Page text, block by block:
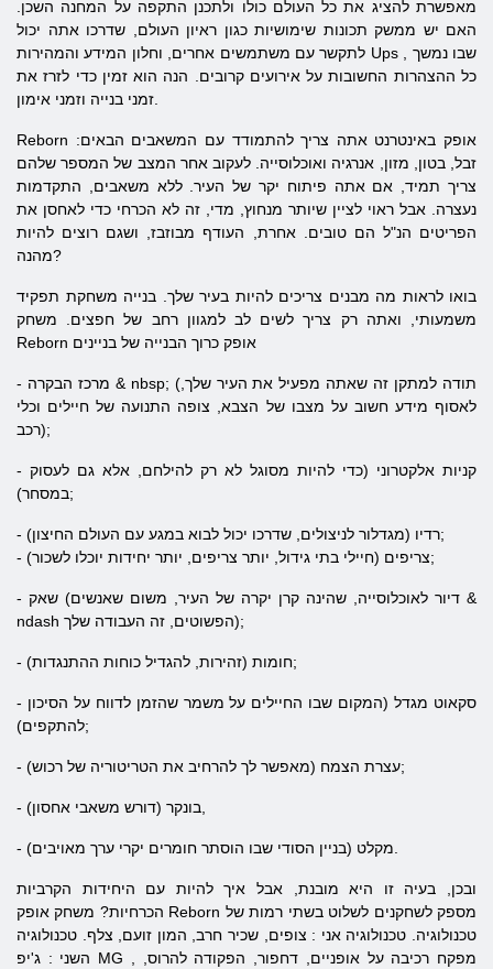
מאפשרת להציג את כל העולם כולו ולתכנן התקפה על המחנה השכן.
האם יש ממשק תכונות שימושיות כגון ראיון העולם, שדרכו אתה יכול
Ups
כל ההצהרות החשובות על אירועים קרובים. הנה הוא זמין כדי לזרז את
Reborn אופק באינטרנטאתה צריך להתמודד עם המשאבים הבאים:
זבל, בטון, מזון, אנרגיה ואוכלוסייה. לעקוב אחר המצב של המספר שלהם
צריך תמיד, אם אתה פיתוח יקר של העיר. ללא משאבים, התקדמות
נעצרה. אבל ראוי לציין שיותר מנחוץ, מדי, זה לא הכרחי כדי לאחסן את
הפריטים הנ"ל הם טובים. אחרת, העודף מבוזבז, ושגם רוצים להיות
מהנה?
בואו לראות מה מבנים צריכים להיות בעיר שלך. בנייה משחקת תפקיד
משמעותי, ואתה רק צריך לשים לב למגוון רחב של חפצים. משחק
Reborn אופק כרוך הבנייה של בניינים
- מרכז הבקרה & nbsp; (תודה למתקן זה שאתה מפעיל את העיר שלך,
לאסוף מידע חשוב על מצבו של הצבא, צופה התנועה של חיילים וכלי
רכב);
- קניות אלקטרוני (כדי להיות מסוגל לא רק להילחם, אלא גם לעסוק
במסחר);
- רדיו (מגדלור לניצולים, שדרכו יכול לבוא במגע עם העולם החיצון);
- צריפים (חיילי בתי גידול, יותר צריפים, יותר יחידות יוכלו לשכור);
- שאק (דיור לאוכלוסייה, שהינה קרן יקרה של העיר, משום שאנשים &
ndash הפשוטים, זה העבודה שלך);
- חומות (זהירות, להגדיל כוחות ההתנגדות);
- סקאוט מגדל (המקום שבו החיילים על משמר שהזמן לדווח על הסיכון
להתקפים);
- עצרת הצמח (מאפשר לך להרחיב את הטריטוריה של רכוש);
ובכן, בעיה זו היא מובנת, אבל איך להיות עם היחידות הקרביות
הכרחיות? משחק אופק Reborn מספק לשחקנים לשלוט בשתי רמות של
טכנולוגיה. טכנולוגיהאני : צופים, שכיר חרב, המון זועם, צלף. טכנולוגיה
השני MG